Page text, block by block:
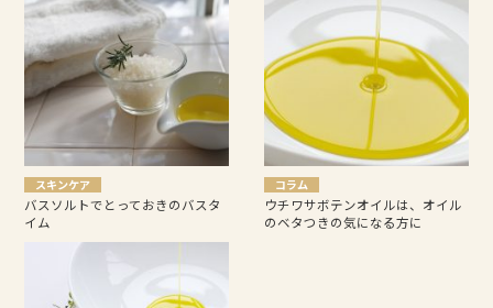
スキンケア
バスソルトでとっておきのバスタ
イム
コラム
ウチワサボテンオイルは、オイル
のベタつきの気になる方に